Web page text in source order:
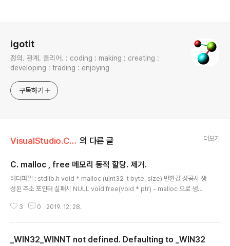
igotit
정의. 관계. 클리어. : coding : making : creating :
developing : trading : enjoying
구독하기
VisualStudio.C++.C#/코딩팁,함수활용,단편 의 다른 글 더보기
C. malloc , free 메모리 동적 할당. 제거.
헤더파일 : stdlib.h void * malloc (uint32_t byte_size) 반환값 성공시 생
성된 주소 포인터 실패시 NULL void free(void * ptr) - malloc 으로 생성
int8_t 1차원배열 100개 동적 생성. uint8_t * pui8Arr; pui8Arr = (uint8_t
적 생성. uint8_t ** ppui8Arr; ppui8Arr = (uint8_t**)malloc(..
3 0 2019. 12. 28.
_WIN32_WINNT not defined. Defaulting to _WIN32